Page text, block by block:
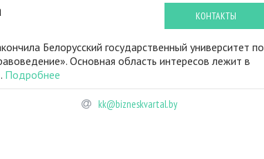
КОНТАКТЫ
Белорусский государственный университет по
Основная область интересов лежит в
Подробнее
kk@bizneskvartal.by